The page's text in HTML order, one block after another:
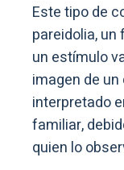
Este tipo de
pareidolia,
un estímulo
imagen de
interpretado
familiar,
quien lo